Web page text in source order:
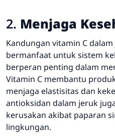
2. Menjaga
Kandungan vitamin C
bermanfaat untuk sistem
berperan penting dalam
Vitamin C membantu
menjaga elastisitas dan
antioksidan dalam jeruk
kerusakan akibat paparan
lingkungan.